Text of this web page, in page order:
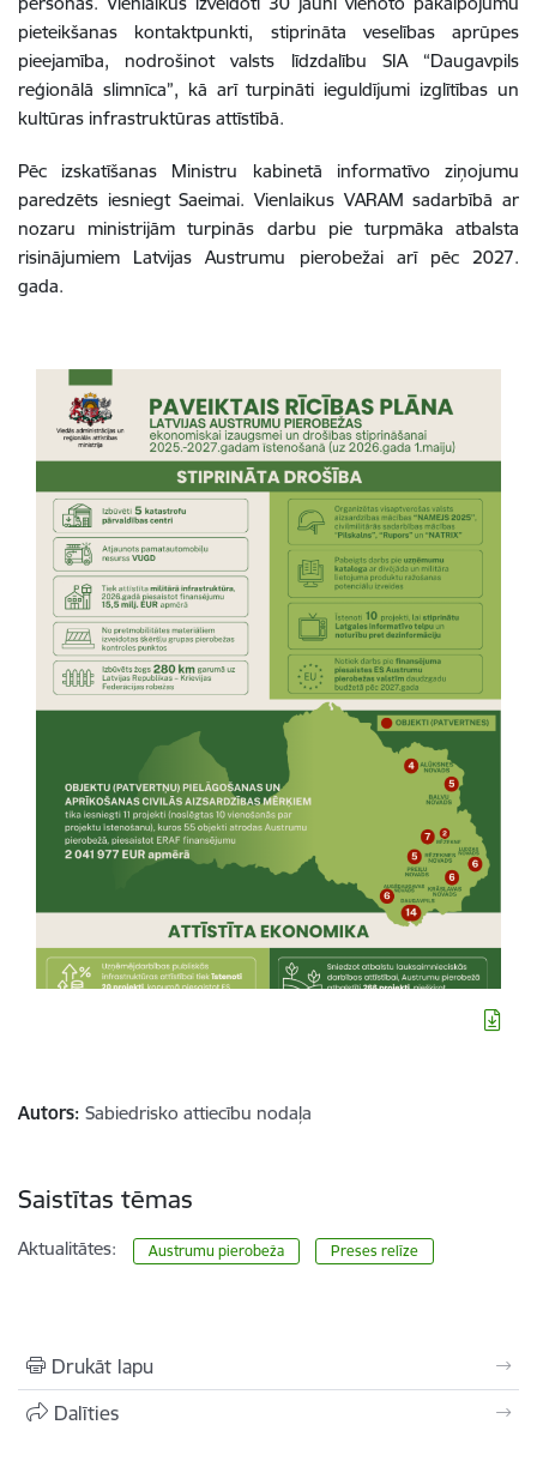
pieteikšanas kontaktpunkti, stiprināta veselības aprūpes
pieejamība, nodrošinot valsts līdzdalību SIA “Daugavpils
reģionālā slimnīca”, kā arī turpināti ieguldījumi izglītības un
kultūras infrastruktūras attīstībā.
Pēc izskatīšanas Ministru kabinetā informatīvo ziņojumu
paredzēts iesniegt Saeimai. Vienlaikus VARAM sadarbībā ar
nozaru ministrijām turpinās darbu pie turpmāka atbalsta
risinājumiem Latvijas Austrumu pierobežai arī pēc 2027.
gada.
Autors: Sabiedrisko attiecību nodaļa
Saistītas tēmas
Aktualitātes: Austrumu pierobeža Preses relīze
Drukāt lapu
Dalīties